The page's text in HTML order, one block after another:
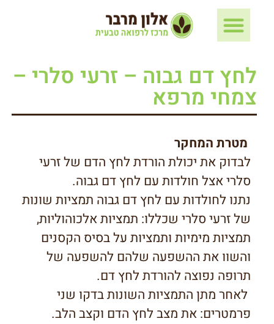
לחץ דם גבוה – זרעי סלרי –
צמחי מרפא
מטרת המחקר
לבדוק את יכולת הורדת לחץ הדם של זרעי
סלרי אצל חולדות עם לחץ דם גבוה.
נתנו לחולדות עם לחץ דם גבוה תמציות שונות
של זרעי סלרי שכללו: תמציות אלכוהוליות,
תמציות מימיות ותמציות על בסיס הקסנים
והשוו את ההשפעה שלהם להשפעה של
תרופה נפוצה להורדת לחץ דם.
לאחר מתן התמציות השונות בדקו שני
פרמטרים: את מצב לחץ הדם וקצב הלב.